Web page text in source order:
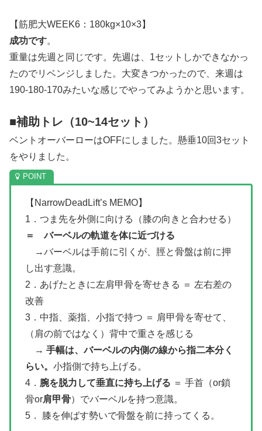
【筋肥大WEEK6：180kg×10×3】
成功です。
重量は先週と同じです。先週は、1セットしかできなかっ
たのでリベンジしました。大変きつかったので、来週は
190-180-170みたいな感じでやってみようかと思います。
■補助トレ（10~14セット）
ベントオーバーローはOFFにしました。懸垂10回3セット
をやりました。
【NarrowDeadLift’s MEMO】
1．つま先を外側に向ける（膝の向きと合わせる）
＝ バーベルの軌道を体に近づける
→バーベルは手前に引くが、脛と骨盤は前に押
し出す意識。
2．あげたときに左肩甲骨を寄せきる ＝ 左右差の
改善
3．中指、薬指、小指で持つ ＝ 肩甲骨を寄せて、
（肩の前ではなく）背中で重さを感じる
→ 手幅は、バーベルの内側の線から指二本分く
らい。 小指側で持ち上げる。
4． 腕を脱力して垂直に持ち上げる ＝ 手首（or鎖
骨or肩甲骨）でバーベルを持つ意識。
5． 膝を伸ばす勢いで骨盤を前に持ってくる。